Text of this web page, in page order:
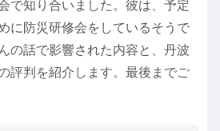
で知り合いました。彼は、予定
に防災研修会をしているそうで
の話で影響された内容と、丹波
評判を紹介します。最後までご